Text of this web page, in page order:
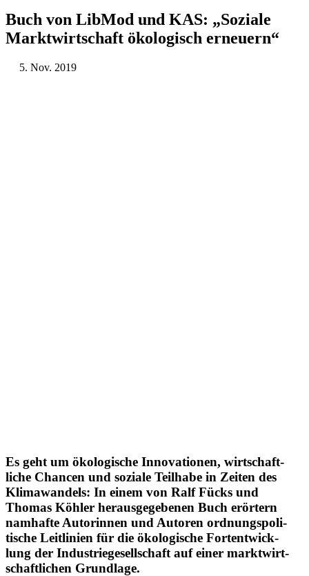
Buch von LibMod und KAS: „Soziale
Markt­wirt­schaft öko­lo­gisch erneuern“
5. Nov. 2019
Es geht um öko­lo­gi­sche Inno­va­tio­nen, wirt­schaft­
li­che Chancen und soziale Teil­habe in Zeiten des
Kli­ma­wan­dels: In einem von Ralf Fücks und
Thomas Köhler her­aus­ge­ge­be­nen Buch erör­tern
nam­hafte Autorin­nen und Autoren ord­nungs­po­li­
ti­sche Leit­li­nien für die öko­lo­gi­sche Fort­ent­wick­
lung der Indus­trie­ge­sell­schaft auf einer markt­wirt­
schaft­li­chen Grundlage.